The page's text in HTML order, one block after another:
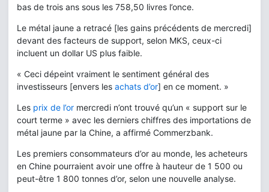
bas de trois ans sous les 758,50 livres l’once.
Le métal jaune a retracé [les gains précédents de mercredi]
devant des facteurs de support, selon MKS, ceux-ci
incluent un dollar US plus faible.
« Ceci dépeint vraiment le sentiment général des
investisseurs [envers les achats d’or] en ce moment. »
Les prix de l’or mercredi n’ont trouvé qu’un « support sur le
court terme » avec les derniers chiffres des importations de
métal jaune par la Chine, a affirmé Commerzbank.
Les premiers consommateurs d’or au monde, les acheteurs
en Chine pourraient avoir une offre à hauteur de 1 500 ou
peut-être 1 800 tonnes d’or, selon une nouvelle analyse.